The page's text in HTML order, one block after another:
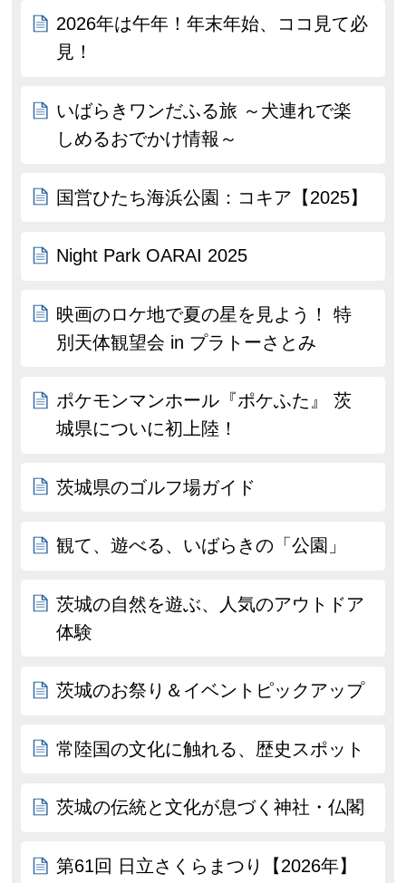
2026年は午年！年末年始、ココ見て必
見！
いばらきワンだふる旅 ～犬連れで楽
しめるおでかけ情報～
国営ひたち海浜公園：コキア【2025】
Night Park OARAI 2025
映画のロケ地で夏の星を見よう！ 特
別天体観望会 in プラトーさとみ
ポケモンマンホール『ポケふた』 茨
城県についに初上陸！
茨城県のゴルフ場ガイド
観て、遊べる、いばらきの「公園」
茨城の自然を遊ぶ、人気のアウトドア
体験
茨城のお祭り＆イベントピックアップ
常陸国の文化に触れる、歴史スポット
茨城の伝統と文化が息づく神社・仏閣
第61回 日立さくらまつり【2026年】